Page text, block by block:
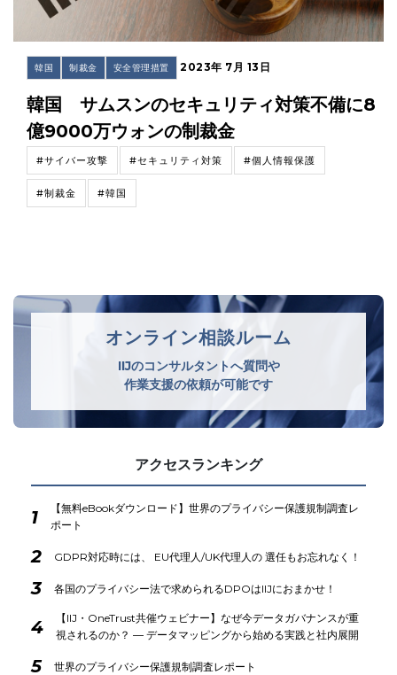
韓国 制裁金 安全管理措置 2023年 7月 13日
韓国 サムスンのセキュリティ対策不備に8
億9000万ウォンの制裁金
#サイバー攻撃 #セキュリティ対策 #個人情報保護
#制裁金 #韓国
オンライン相談ルーム
IIJのコンサルタントへ質問や
作業支援の依頼が可能です
アクセスランキング
1
【無料eBookダウンロード】世界のプライバシー保護規制調査レ
ポート
2 GDPR対応時には、 EU代理人/UK代理人の 選任もお忘れなく！
3 各国のプライバシー法で求められるDPOはIIJにおまかせ！
4
【IIJ・OneTrust共催ウェビナー】なぜ今データガバナンスが重
視されるのか？ ― データマッピングから始める実践と社内展開
5 世界のプライバシー保護規制調査レポート